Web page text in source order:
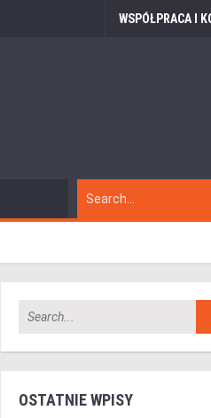
WSPÓŁPRACA I
OSTATNIE WPISY